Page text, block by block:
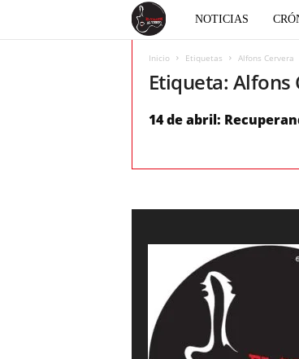
NOTICIAS
Inicio Etiquetas Alfons Cervera
Etiqueta: Alfons
14 de abril: